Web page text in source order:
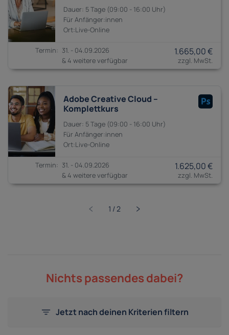
5 Tage 09:00 - 16:00
Anfänger:innen
31. - 04.09.2026
& 4 weitere verfügbar
1.665,00 €
Adobe Creative Cloud –
Komplettkurs
5 Tage 09:00 - 16:00
Anfänger:innen
31. - 04.09.2026
& 4 weitere verfügbar
1.625,00 €
Nichts passendes dabei?
Jetzt nach deinen Kriterien filtern